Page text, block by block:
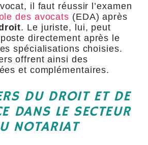
il faut réussir l’examen
des avocats (EDA) après
. Le juriste, lui, peut
directement après le
spécialisations choisies.
offrent ainsi des
et complémentaires.
DU DROIT ET DE
DANS LE SECTEUR
NOTARIAT